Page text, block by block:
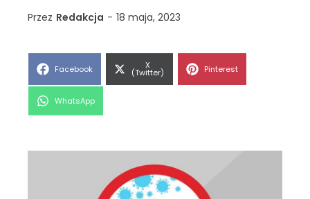
Przez Redakcja - 18 maja, 2023
Share
Facebook Share
on
X
(Twitter) Share
Pinterest
Share
WhatsApp